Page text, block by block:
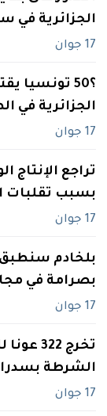
الجزائرية في‮
17 جوان
؟50
الجزائرية في‮ ‬الطارف
17 جوان
تراجع
بسبب
17 جوان
بلخادم سنطبق
بصرامة في
17 جوان
تخرج
الشرطة
17 جوان